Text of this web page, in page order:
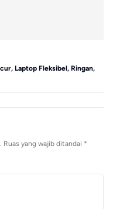
Laptop Fleksibel, Ringan,
Ruas yang wajib ditandai *